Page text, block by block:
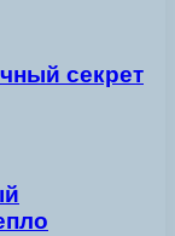
секрет